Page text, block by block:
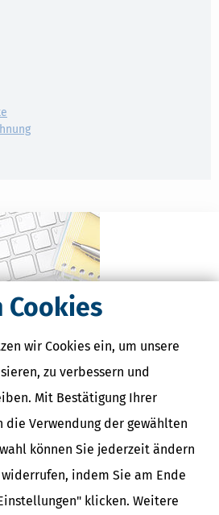
Cookies
wir Cookies ein, um unsere
zu verbessern und
Mit Bestätigung Ihrer
die Verwendung der gewählten
können Sie jederzeit ändern
indem Sie am Ende
klicken. Weitere
Absenden